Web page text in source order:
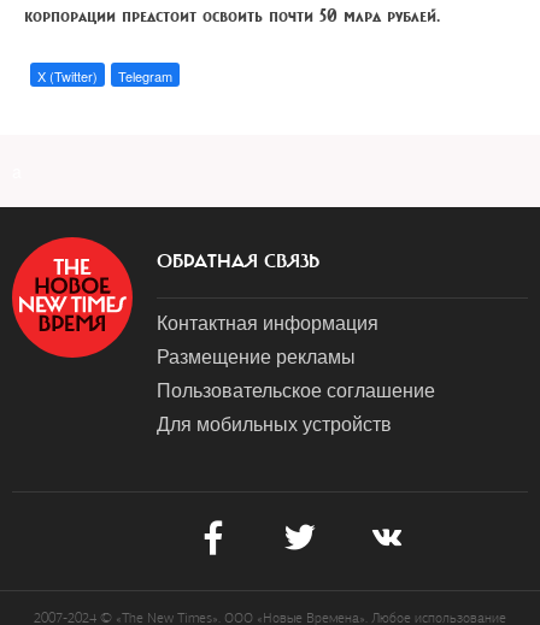
корпорации предстоит освоить почти 50 млрд рублей.
X (Twitter) Telegram
ОБРАТНАЯ СВЯЗЬ
Контактная информация
Размещение рекламы
Пользовательское соглашение
Для мобильных устройств
2007-2024 © «The New Times». ООО «Новые Времена». Любое использование